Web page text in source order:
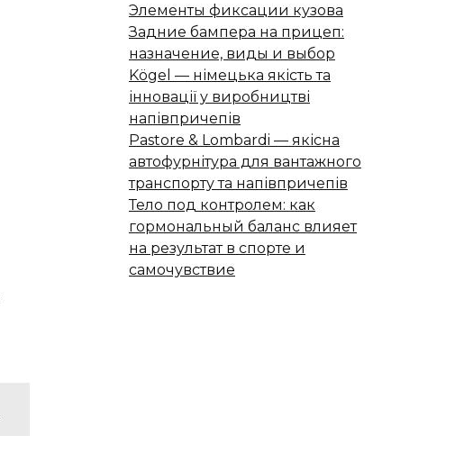
Элементы фиксации кузова
Задние бампера на прицеп:
назначение, виды и выбор
Kögel — німецька якість та
інновації у виробництві
напівпричепів
Pastore & Lombardi — якісна
автофурнітура для вантажного
транспорту та напівпричепів
Тело под контролем: как
гормональный баланс влияет
на результат в спорте и
самочувствие